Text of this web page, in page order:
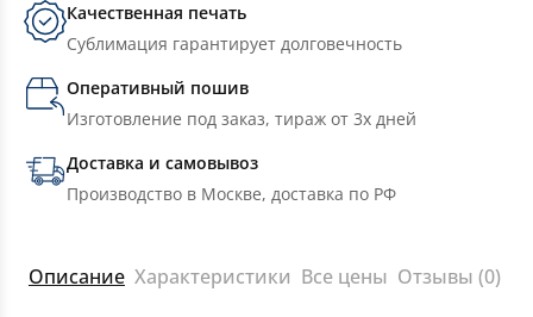
Качественная печать
Сублимация гарантирует долговечность
Оперативный пошив
Изготовление под заказ, тираж от 3х дней
Доставка и самовывоз
Производство в Москве, доставка по РФ
Описание Характеристики Все цены Отзывы (0)